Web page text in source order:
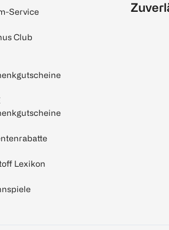
Service
Club
Lexikon